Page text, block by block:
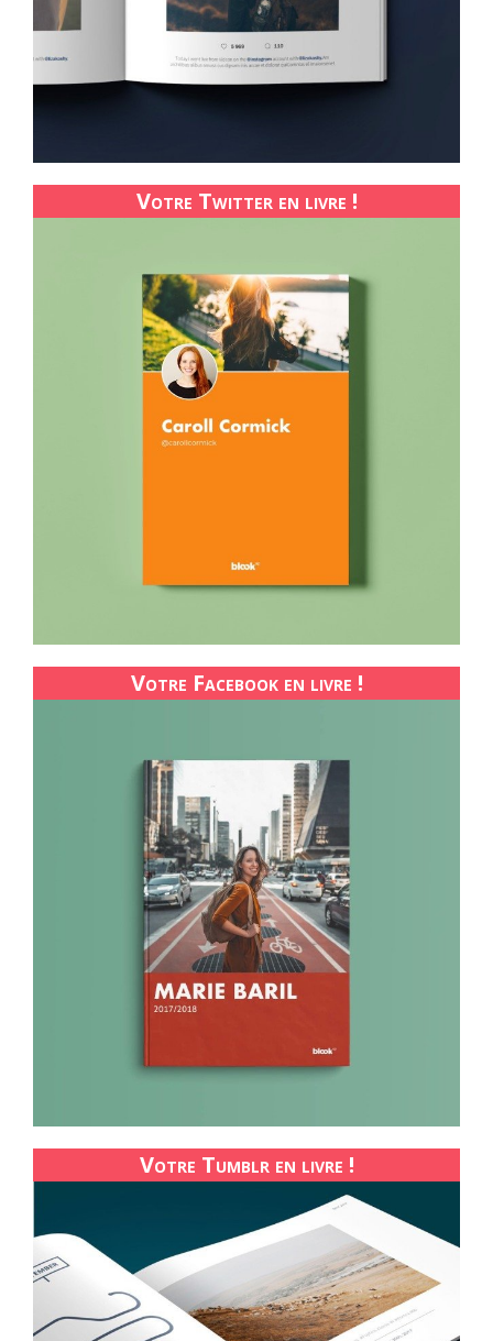
Votre Twitter en livre !
Votre Facebook en livre !
Votre Tumblr en livre !